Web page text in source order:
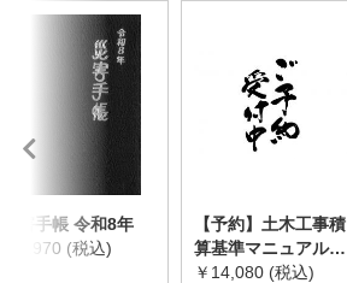
災害手帳 令和8年
￥2,970 (税込)
【予約】土木工事積
算基準マニュアル
令和8年度版
￥14,080 (税込)